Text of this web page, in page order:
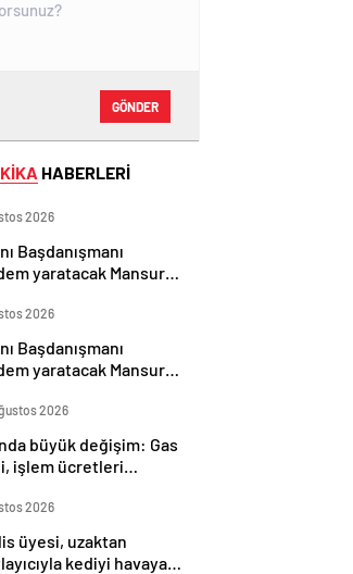
GÖNDER
HABERLERİ
2026
Başdanışmanı
yaratacak Mansur
2026
Başdanışmanı
yaratacak Mansur
2026
büyük değişim: Gas
işlem ücretleri
2026
üyesi, uzaktan
kediyi havaya